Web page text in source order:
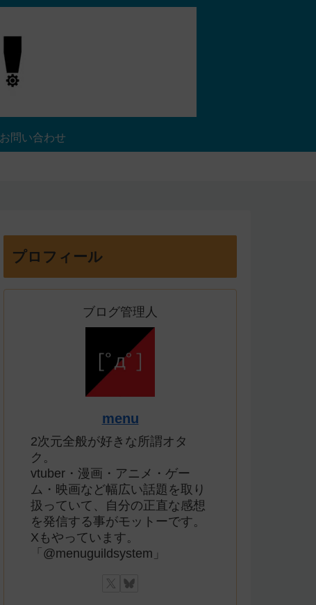
お問い合わせ
プロフィール
ブログ管理人
menu
2次元全般が好きな所謂オタ
ク。
vtuber・漫画・アニメ・ゲー
ム・映画など幅広い話題を取り
扱っていて、自分の正直な感想
を発信する事がモットーです。
Xもやっています。
「@menuguildsystem」